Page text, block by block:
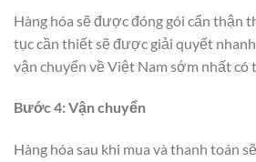
Hàng hóa sẽ được đóng gói cẩn thận
tục cần thiết sẽ được giải quyết
vận chuyển về Việt Nam sớm nhất có
Bước 4: Vận chuyển
Hàng hóa sau khi mua và thanh toán